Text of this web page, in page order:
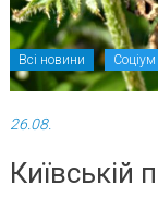
Всі новини Соціум
26.08.
Київській